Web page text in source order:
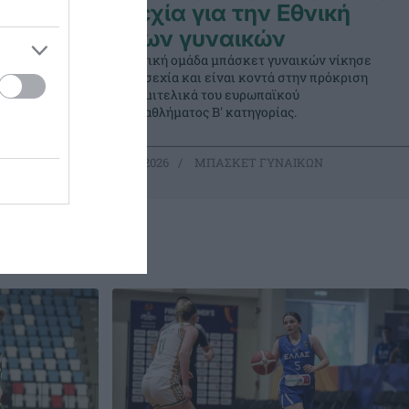
του για
Τσεχία για την Εθνική
Νέων γυναικών
Η Εθνική ομάδα μπάσκετ γυναικών νίκησε
την Τσεχία και είναι κοντά στην πρόκριση
στα ημιτελικά του ευρωπαϊκού
πρωταθλήματος Β' κατηγορίας.
08.07.2026 ΜΠΑΣΚΕΤ ΓΥΝΑΙΚΩΝ